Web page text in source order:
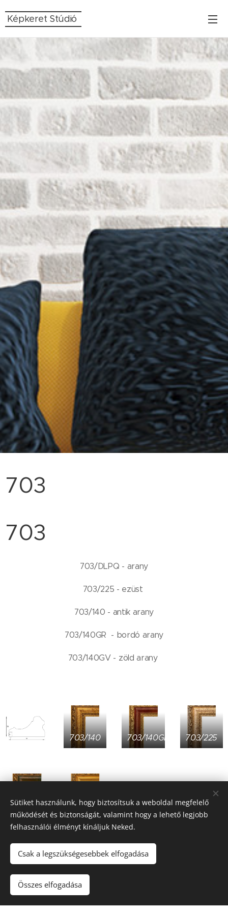
Képkeret Stúdió
703
703
703/DLPQ - arany
703/225 - ezüst
703/140 - antik arany
703/140GR - bordó arany
703/140GV - zöld arany
703/140 703/140GR 703/225
703/140GV 703/DLPQ
Sütiket használunk, hogy biztosítsuk a weboldal megfelelő
működését és biztonságát, valamint hogy a lehető legjobb
felhasználói élményt kínáljuk Neked.
Csak a legszükségesebbek elfogadása
Összes elfogadása